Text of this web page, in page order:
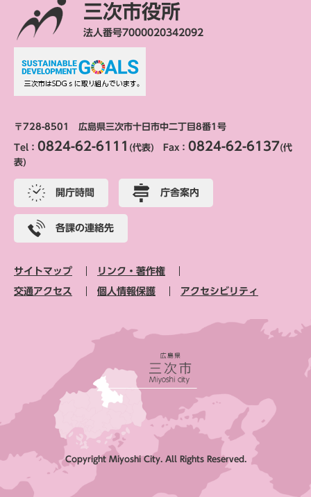
三次市役所
法人番号7000020342092
〒728-8501 広島県三次市十日市中二丁目8番1号
Tel： 0824-62-6111 (代表) Fax： 0824-62-6137(代
表)
開庁時間 庁舎案内
各課の連絡先
サイトマップ リンク・著作権
交通アクセス 個人情報保護 アクセシビリティ
Copyright Miyoshi City. All Rights Reserved.